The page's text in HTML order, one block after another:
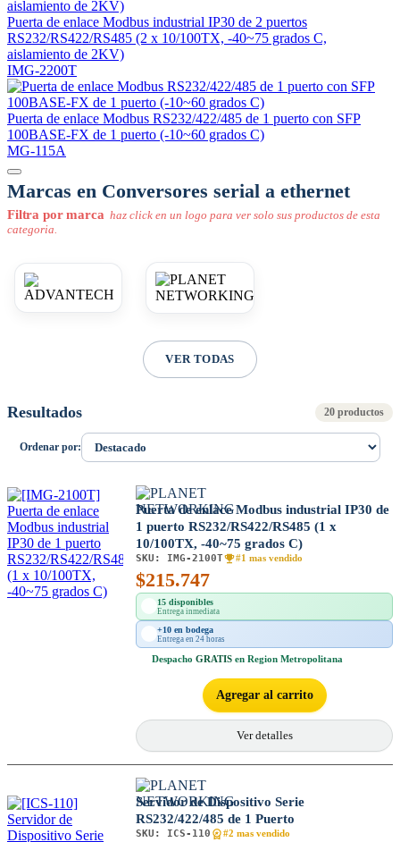
Puerta de enlace Modbus industrial IP30 de 2 puertos
RS232/RS422/RS485 (2 x 10/100TX, -40~75 grados C,
aislamiento de 2KV)
IMG-2200T
Puerta de enlace Modbus RS232/422/485 de 1 puerto con SFP
100BASE-FX de 1 puerto (-10~60 grados C)
MG-115A
Marcas en Conversores serial a ethernet
Filtra por marca haz click en un logo para ver solo sus productos de esta
categoria.
VER TODAS
Resultados 20 productos
Ordenar por:
Puerta de enlace Modbus industrial IP30 de
1 puerto RS232/RS422/RS485 (1 x
10/100TX, -40~75 grados C)
SKU: IMG-2100T #1 mas vendido
$215.747
15 disponibles
Entrega inmediata
+10 en bodega
Entrega en 24 horas
Despacho GRATIS en Region Metropolitana
Agregar al carrito
Ver detalles
Servidor de Dispositivo Serie
RS232/422/485 de 1 Puerto
SKU: ICS-110 #2 mas vendido